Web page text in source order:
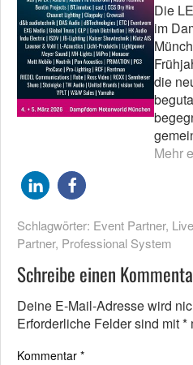
Die
im
die
Mehr
Schlagwörter: Event Partner,
Partner, Professional System
Schreibe einen
Deine E-Mail-Adresse wird
Erforderliche Felder sind mit*
Kommentar *